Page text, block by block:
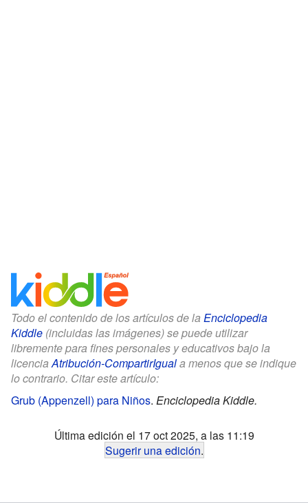
Todo el contenido de los artículos de la Enciclopedia
Kiddle (incluidas las imágenes) se puede utilizar
libremente para fines personales y educativos bajo la
licenciaAtribución-CompartirIguala menos que se indique
lo contrario. Citar este artículo:
Grub (Appenzell) para Niños. Enciclopedia Kiddle.
Última edición el 17 oct 2025, a las 11:19
Sugerir una edición.